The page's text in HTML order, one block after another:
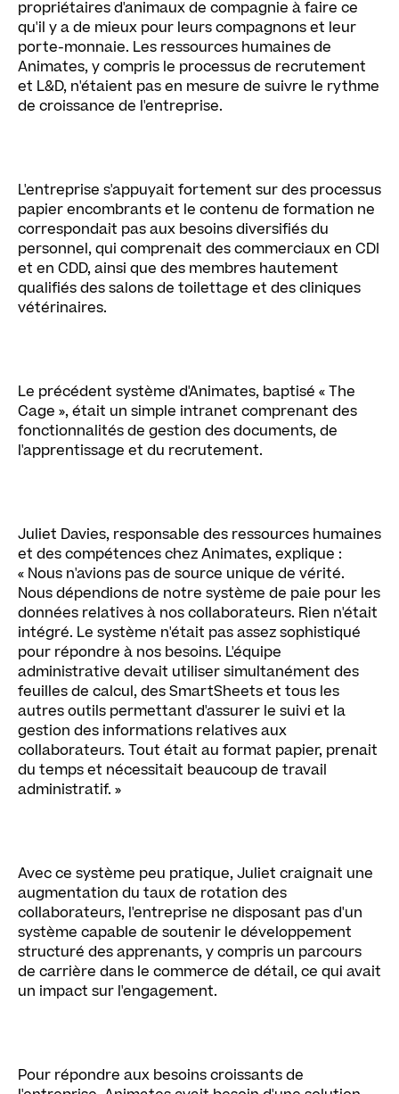
propriétaires d'animaux de compagnie à faire ce
qu'il y a de mieux pour leurs compagnons et leur
porte-monnaie. Les ressources humaines de
Animates, y compris le processus de recrutement
et L&D, n'étaient pas en mesure de suivre le rythme
de croissance de l'entreprise.
L'entreprise s'appuyait fortement sur des processus
papier encombrants et le contenu de formation ne
correspondait pas aux besoins diversifiés du
personnel, qui comprenait des commerciaux en CDI
et en CDD, ainsi que des membres hautement
qualifiés des salons de toilettage et des cliniques
vétérinaires.
Le précédent système d'Animates, baptisé « The
Cage », était un simple intranet comprenant des
fonctionnalités de gestion des documents, de
l'apprentissage et du recrutement.
Juliet Davies, responsable des ressources humaines
et des compétences chez Animates, explique :
« Nous n'avions pas de source unique de vérité.
Nous dépendions de notre système de paie pour les
données relatives à nos collaborateurs. Rien n'était
intégré. Le système n'était pas assez sophistiqué
pour répondre à nos besoins. L'équipe
administrative devait utiliser simultanément des
feuilles de calcul, des SmartSheets et tous les
autres outils permettant d'assurer le suivi et la
gestion des informations relatives aux
collaborateurs. Tout était au format papier, prenait
du temps et nécessitait beaucoup de travail
administratif. »
Avec ce système peu pratique, Juliet craignait une
augmentation du taux de rotation des
collaborateurs, l'entreprise ne disposant pas d'un
système capable de soutenir le développement
structuré des apprenants, y compris un parcours
de carrière dans le commerce de détail, ce qui avait
un impact sur l'engagement.
Pour répondre aux besoins croissants de